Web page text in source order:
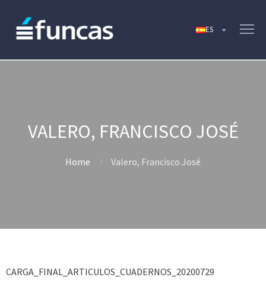
VALERO, FRANCISCO JOSÉ
Home Valero, Francisco José
CARGA_FINAL_ARTICULOS_CUADERNOS_20200729